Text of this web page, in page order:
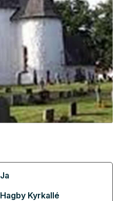
Ja
Hagby Kyrkallé